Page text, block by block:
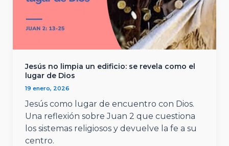
Jesús no limpia un edificio: se revela como el
lugar de Dios
19 enero, 2026
Jesús como lugar de encuentro con Dios.
Una reflexión sobre Juan 2 que cuestiona
los sistemas religiosos y devuelve la fe a su
centro.